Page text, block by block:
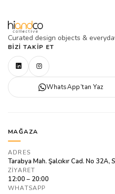
Curated design objects &
BIZI TAKIP ET
WhatsApp’tan Yaz
MAĞAZA
ADRES
Tarabya Mah. Şalcıkır Cad. No 32A,
ZIYARET
12:00 – 20:00
WHATSAPP